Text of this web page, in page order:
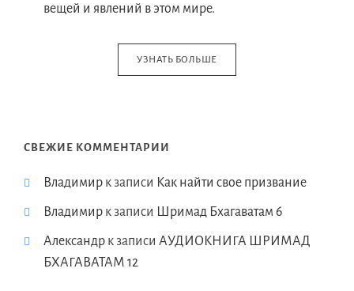
вещей и явлений в этом мире.
УЗНАТЬ БОЛЬШЕ
СВЕЖИЕ КОММЕНТАРИИ
Владимир к записи Как найти свое призвание
Владимир к записи Шримад Бхагаватам 6
Александр к записи АУДИОКНИГА ШРИМАД
БХАГАВАТАМ 12